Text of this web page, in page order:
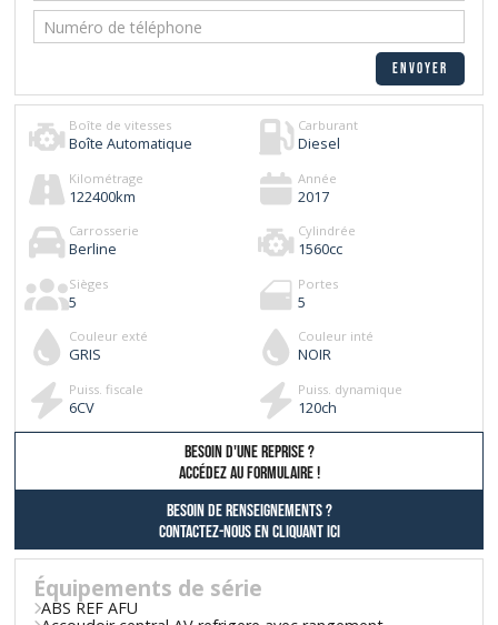
Boîte de vitesses
Boîte Automatique
Carburant
Diesel
Kilométrage
122400km
Année
2017
Carrosserie
Berline
Cylindrée
1560cc
Sièges
5
Portes
5
Couleur exté
GRIS
Couleur inté
NOIR
Puiss. fiscale
6CV
Puiss. dynamique
120ch
besoin d'une reprise ?
AccÉdez au formulaire !
Besoin de renseignements ?
contactez-nous en cliquant ici
Équipements de série
ABS REF AFU